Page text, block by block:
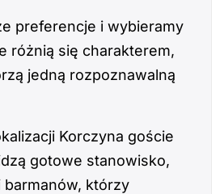
preferencje i wybieramy
różnią się charakterem,
jedną rozpoznawalną
Korczyna goście
gotowe stanowisko,
barmanów, którzy